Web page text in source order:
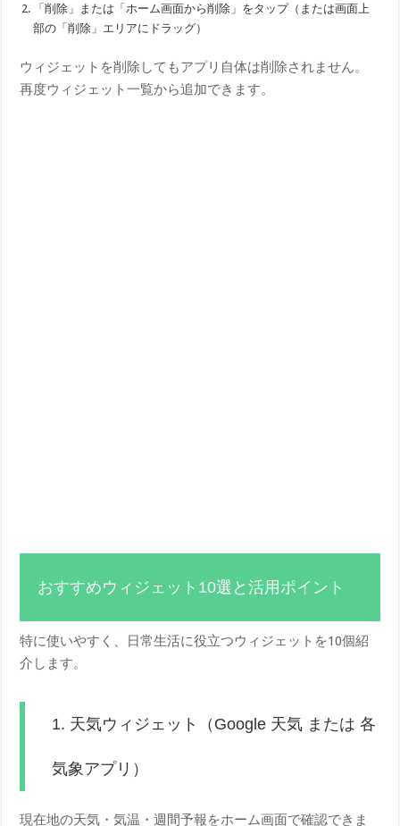
「削除」または「ホーム画面から削除」をタップ（または画面上
部の「削除」エリアにドラッグ）
ウィジェットを削除してもアプリ自体は削除されません。
再度ウィジェット一覧から追加できます。
おすすめウィジェット10選と活用ポイント
特に使いやすく、日常生活に役立つウィジェットを10個紹
介します。
1. 天気ウィジェット（Google 天気 または 各
気象アプリ）
現在地の天気・気温・週間予報をホーム画面で確認できま